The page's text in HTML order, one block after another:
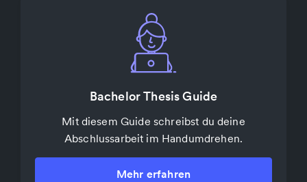
Bachelor Thesis Guide
Mit diesem Guide schreibst du deine
Abschlussarbeit im Handumdrehen.
Mehr erfahren
Grammatik- und Stilprüfung
Überprüfe die Rechtschreibung und Grammatik
deiner Texte.
Mehr erfahren